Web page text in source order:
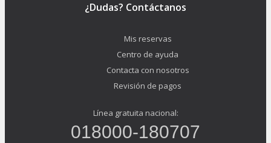
¿Dudas? Contáctanos
Mis reservas
Centro de ayuda
Contacta con nosotros
Revisión de pagos
Línea gratuita nacional:
018000-180707